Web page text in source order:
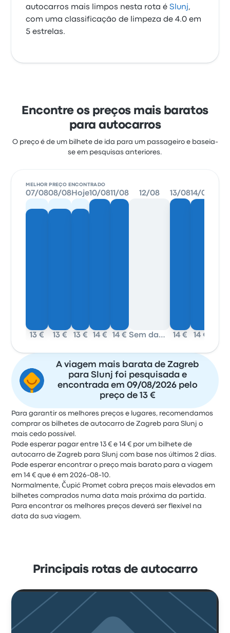
autocarros mais limpos nesta rota éSlunj,
com uma classificação de limpeza de 4.0 em
5 estrelas.
Encontre os preços mais baratos
para autocarros
O preço é de um bilhete de ida para um passageiro e baseia-
se em pesquisas anteriores.
MELHOR PREÇO ENCONTRADO
07/08
13 €
08/08
13 €
Hoje
13 €
10/08
14 €
11/08
14 €
12/08
Sem dados
13/08
14 €
14/08
14 €
A viagem mais barata de Zagreb
para Slunj foi pesquisada e
encontrada em 09/08/2026 pelo
preço de 13 €
Para garantir os melhores preços e lugares, recomendamos
comprar os bilhetes de autocarro de Zagreb para Slunj o
mais cedo possível.
Pode esperar pagar entre 13 € e 14 € por um bilhete de
autocarro de Zagreb para Slunj com base nos últimos 2 dias.
Pode esperar encontrar o preço mais barato para a viagem
em 14 € que é em 2026-08-10.
Normalmente, Čupić Promet cobra preços mais elevados em
bilhetes comprados numa data mais próxima da partida.
Para encontrar os melhores preços deverá ser flexível na
data da sua viagem.
Principais rotas de autocarro